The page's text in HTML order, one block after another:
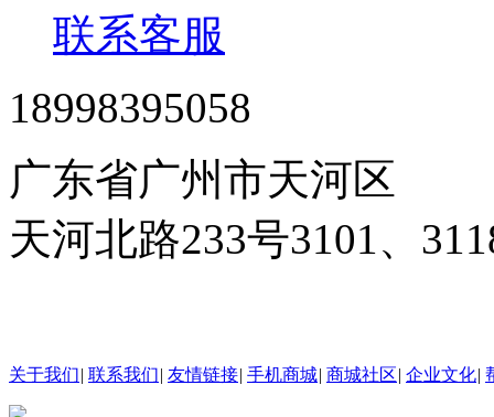
联系客服
18998395058
广东省广州市天河区
天河北路233号3101、
关于我们| 联系我们| 友情链接| 手机商城| 商城社区| 企业文化|